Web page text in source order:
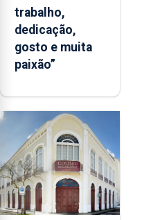
trabalho,
dedicação,
gosto e muita
paixão”